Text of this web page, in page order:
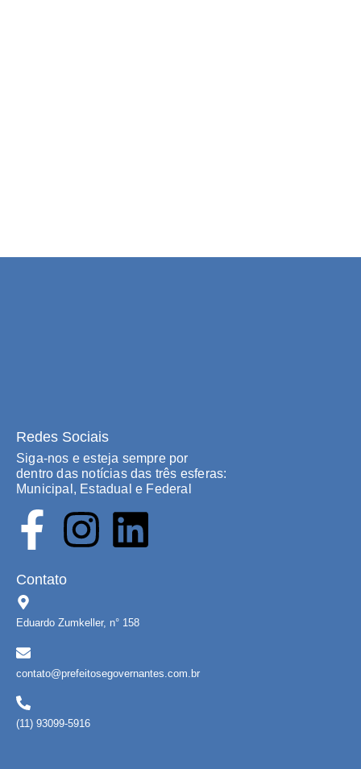
Redes Sociais
Siga-nos e esteja sempre por
dentro das notícias das três esferas:
Municipal, Estadual e Federal
Contato
Eduardo Zumkeller, n° 158
contato@prefeitosegovernantes.com.br
(11) 93099-5916